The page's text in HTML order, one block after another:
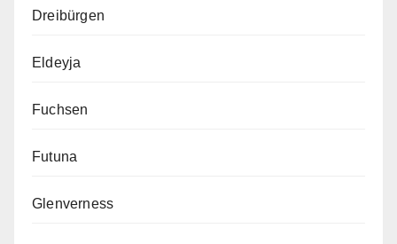
Dreibürgen
Eldeyja
Fuchsen
Futuna
Glenverness